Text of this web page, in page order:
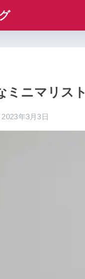
ミニマリス
2023年3月3日